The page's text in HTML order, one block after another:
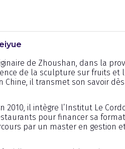
de Zhoushan, dans la
de la sculpture sur fruits
Chine, il transmet son savoir
2010, il intègre l’Institut Le
pour financer sa
par un master en gestion